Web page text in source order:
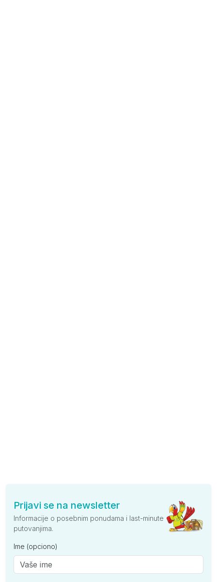
Prijavi se na newsletter
Informacije o posebnim ponudama i last-minute
putovanjima.
Ime (opciono)